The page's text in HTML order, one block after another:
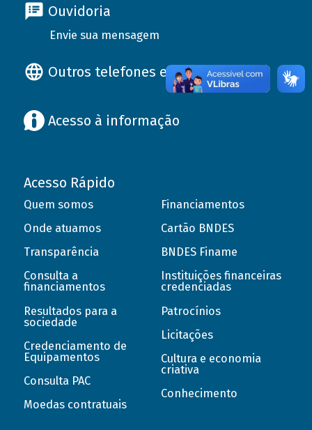
Ouvidoria
Envie sua mensagem
Outros telefones e endereços
Acesso à informação
Acesso Rápido
Quem somos
Onde atuamos
Transparência
Consulta a
financiamentos
Resultados para a
sociedade
Credenciamento de
Equipamentos
Consulta PAC
Moedas contratuais
Financiamentos
Cartão BNDES
BNDES Finame
Instituições financeiras
credenciadas
Patrocínios
Licitações
Cultura e economia
criativa
Conhecimento